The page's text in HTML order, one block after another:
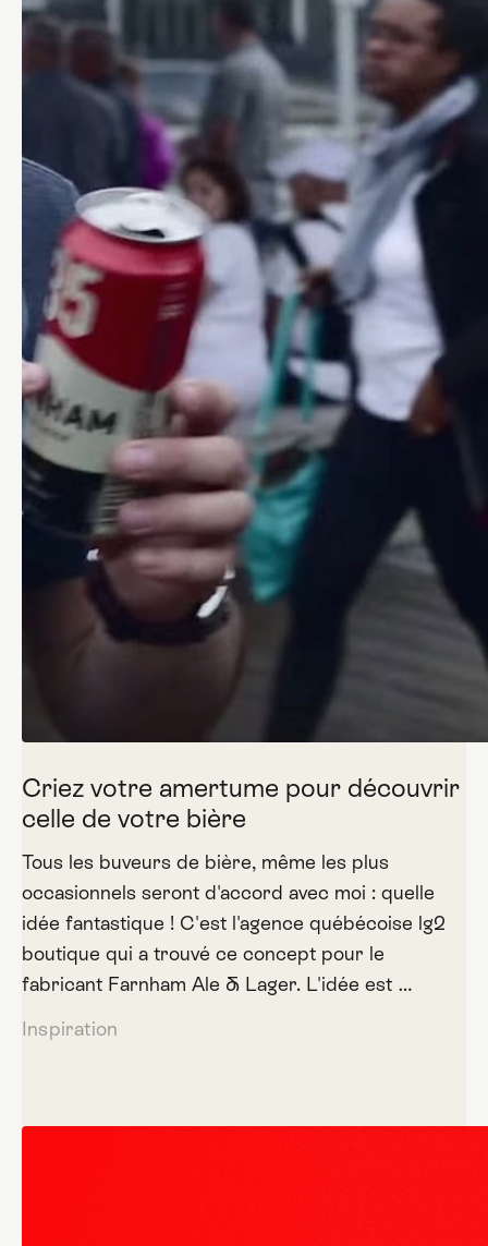
Criez votre amertume pour découvrir
celle de votre bière
Tous les buveurs de bière, même les plus
occasionnels seront d'accord avec moi : quelle
idée fantastique ! C'est l'agence québécoise lg2
boutique qui a trouvé ce concept pour le
fabricant Farnham Ale & Lager. L'idée est …
Inspiration